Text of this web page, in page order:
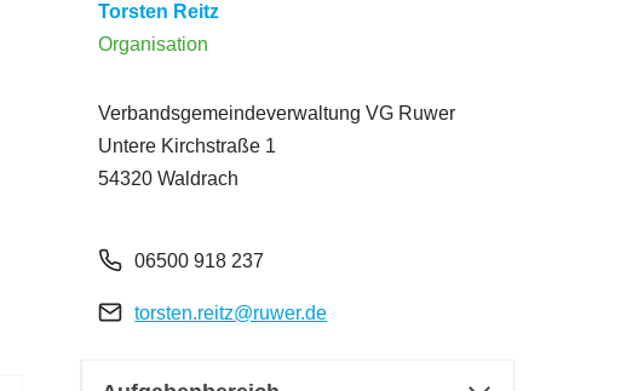
Torsten Reitz
Organisation
Verbandsgemeindeverwaltung VG Ruwer
Untere Kirchstraße 1
54320 Waldrach
06500 918 237
torsten.reitz@ruwer.de